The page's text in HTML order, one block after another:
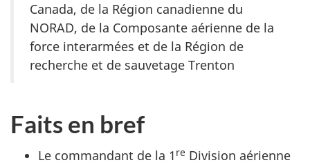
Canada, de la Région canadienne du
NORAD, de la Composante aérienne de la
force interarmées et de la Région de
recherche et de sauvetage Trenton
Faits en bref
Le commandant de la 1 re Division aérienne